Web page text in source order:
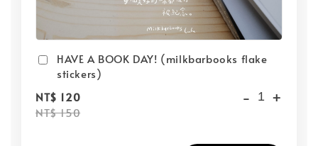
HAVE A BOOK DAY! (milkbarbooks flake
stickers)
NT$ 120
NT$ 150
- +